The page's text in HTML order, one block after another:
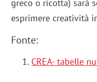
greco o ricotta) sarà
esprimere creatività
Fonte:
CREA- tabelle